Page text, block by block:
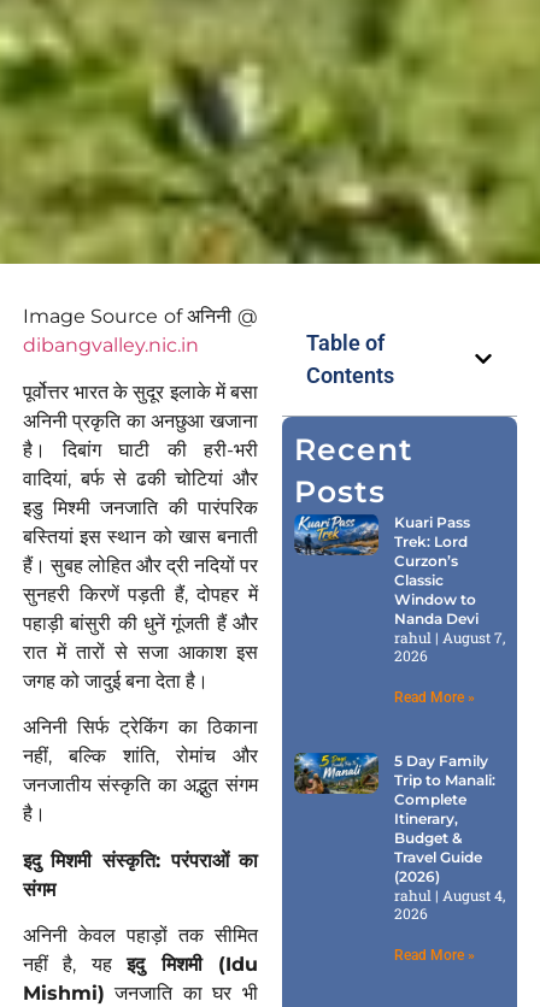
Image Source of अनिनी @
dibangvalley.nic.in
पूर्वोत्तर भारत के सुदूर इलाके में बसा
अनिनी प्रकृति का अनछुआ खजाना
है। दिबांग घाटी की हरी-भरी
वादियां, बर्फ से ढकी चोटियां और
इडु मिश्मी जनजाति की पारंपरिक
बस्तियां इस स्थान को खास बनाती
हैं। सुबह लोहित और द्री नदियों पर
सुनहरी किरणें पड़ती हैं, दोपहर में
पहाड़ी बांसुरी की धुनें गूंजती हैं और
रात में तारों से सजा आकाश इस
जगह को जादुई बना देता है।
अनिनी सिर्फ ट्रेकिंग का ठिकाना
नहीं, बल्कि शांति, रोमांच और
जनजातीय संस्कृति का अद्भुत संगम
है।
इदु मिशमी संस्कृति:परंपराओं का
संगम
अनिनी केवल पहाड़ों तक सीमित
नहीं है, यहइदु मिशमी(Idu
Mishmi) जनजाति का घर भी
Table of
Contents
Recent
Posts
Kuari Pass
Trek: Lord
Curzon’s
Classic
Window to
Nanda Devi
rahul August 7,
2026
Read More »
5 Day Family
Trip to Manali:
Complete
Itinerary,
Budget &
Travel Guide
(2026)
rahul August 4,
2026
Read More »